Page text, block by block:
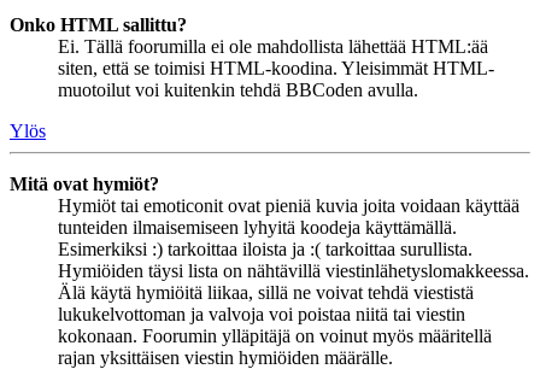
Onko HTML sallittu?
Ei. Tällä foorumilla ei ole mahdollista lähettää HTML:ää
siten, että se toimisi HTML-koodina. Yleisimmät HTML-
muotoilut voi kuitenkin tehdä BBCoden avulla.
Ylös
Mitä ovat hymiöt?
Hymiöt tai emoticonit ovat pieniä kuvia joita voidaan käyttää
tunteiden ilmaisemiseen lyhyitä koodeja käyttämällä.
Esimerkiksi :) tarkoittaa iloista ja :( tarkoittaa surullista.
Hymiöiden täysi lista on nähtävillä viestinlähetyslomakkeessa.
Älä käytä hymiöitä liikaa, sillä ne voivat tehdä viestistä
lukukelvottoman ja valvoja voi poistaa niitä tai viestin
kokonaan. Foorumin ylläpitäjä on voinut myös määritellä
rajan yksittäisen viestin hymiöiden määrälle.